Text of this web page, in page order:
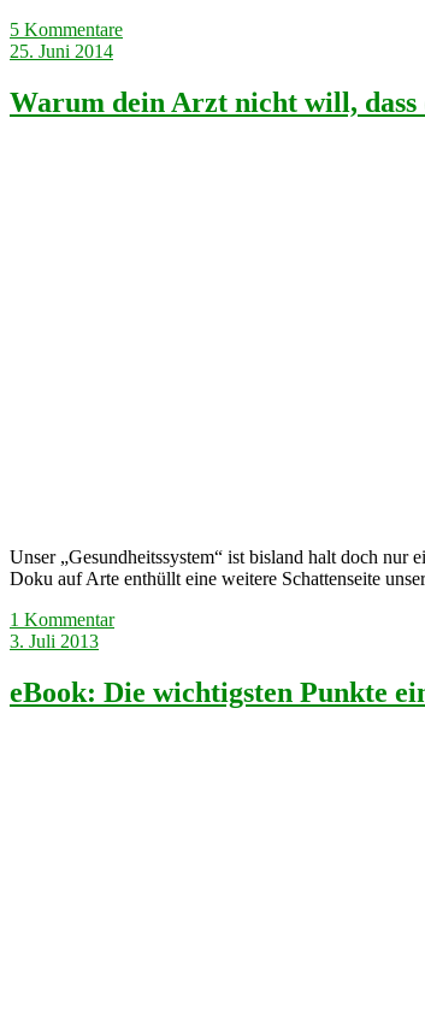
5 Kommentare
25. Juni 2014
Warum dein Arzt nicht will, dass
Unser „Gesundheitssystem“ ist bisland halt doch
Doku auf Arte enthüllt eine weitere Schattenseite
1 Kommentar
3. Juli 2013
eBook: Die wichtigsten Punkte